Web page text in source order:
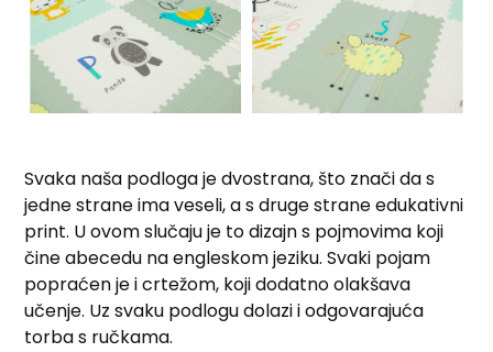
Svaka naša podloga je dvostrana, što znači da s
jedne strane ima veseli, a s druge strane edukativni
print. U ovom slučaju je to dizajn s pojmovima koji
čine abecedu na engleskom jeziku. Svaki pojam
popraćen je i crtežom, koji dodatno olakšava
učenje. Uz svaku podlogu dolazi i odgovarajuća
torba s ručkama.